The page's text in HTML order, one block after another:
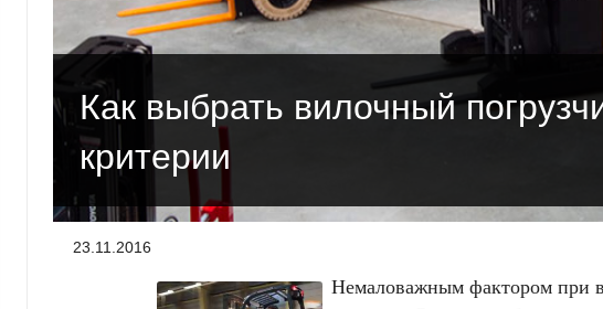
Как выбрать вилочный
критерии
23.11.2016
Немаловажным фактором при